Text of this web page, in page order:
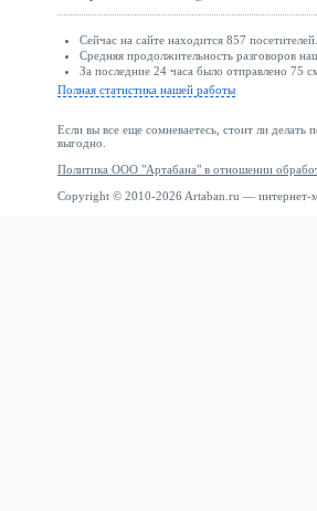
Сейчас на сайте находится 857 посетителей.
Средняя продолжительность разговоров
За последние 24 часа было отправлено 75
Полная статистика нашей работы
Если вы все еще сомневаетесь, стоит ли делать
выгодно.
Политика ООО "Артабана" в отношении
Copyright © 2010-2026 Artaban.ru — интернет-